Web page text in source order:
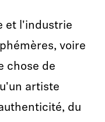
et l'industrie
voire
chose de
artiste
du